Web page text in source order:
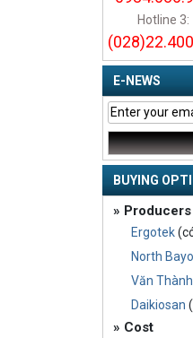
Hotline 3:
E-NEWS
BUYING
» Producers
Ergotek
North
Văn Thành
Daikiosan
» Cost